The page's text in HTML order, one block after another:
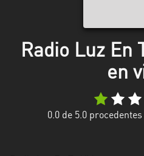
Chimborazo
Esmeraldas
Radio Luz En
en
0.0 de 5.0 procedentes